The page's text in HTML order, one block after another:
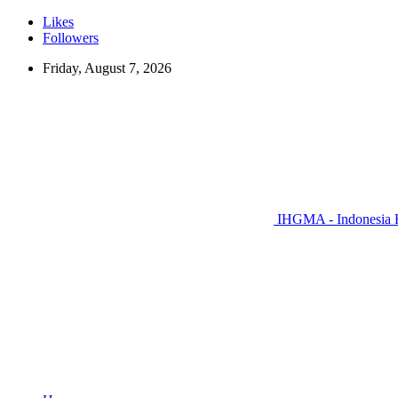
Likes
Followers
Friday, August 7, 2026
IHGMA - Indonesia